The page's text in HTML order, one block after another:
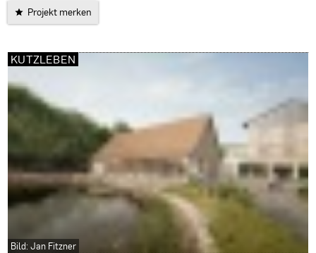
Projekt merken
KUTZLEBEN
Bild: Jan Fitzner